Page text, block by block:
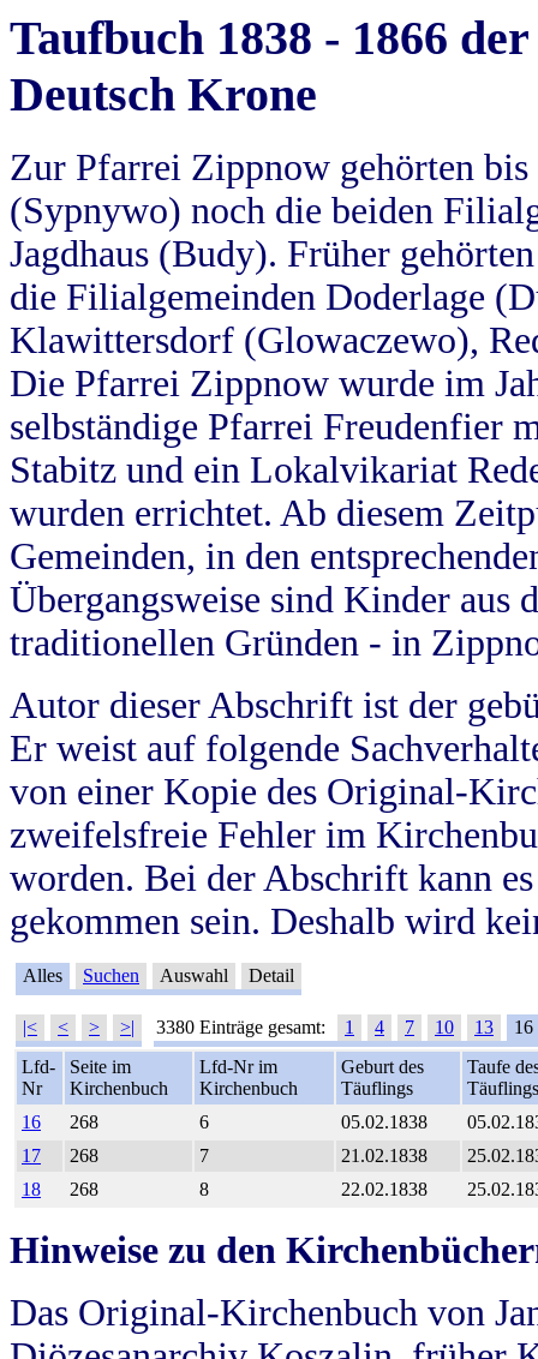
Taufbuch 1838 - 1866
Deutsch Krone
Zur Pfarrei Zippnow gehörten
(Sypnywo) noch die beiden
Jagdhaus (Budy). Früher
die Filialgemeinden Doderlage
Klawittersdorf (Glowaczewo),
Die Pfarrei Zippnow wurde im
selbständige Pfarrei Freudenfier
Stabitz und ein Lokalvikariat
wurden errichtet. Ab diesem
Gemeinden, in den
Übergangsweise sind Kinder aus
traditionellen Gründen - in
Autor dieser Abschrift ist der
Er weist auf folgende
von einer Kopie des Original-
zweifelsfreie Fehler im
worden. Bei der Abschrift kann
gekommen sein. Deshalb wird
Alles Suchen Auswahl Detail
|< < > >| 3380 Einträge gesamt: 1 4 7 10 13
16
Lfd-
Nr
Seite im
Kirchenbuch
Lfd-Nr im
Kirchenbuch
Geburt des
Täuflings
Taufe
Täuflings
16
268 6 05.02.1838
17
268 7 21.02.1838
18
268 8 22.02.1838
Hinweise zu den
Das Original-Kirchenbuch von